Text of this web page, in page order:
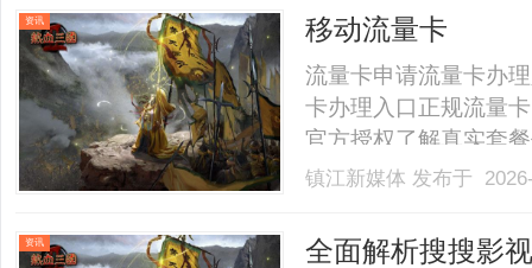
直接推动作用。本文
资讯 移动流量卡
流量卡申请流量卡办
卡办理入口正规流量
官方授权了解真实套
餐流量卡办理入口⚠️
常是包含了话费补贴
镇江新媒体 发布于
资讯 全面解析搜搜影